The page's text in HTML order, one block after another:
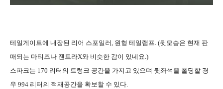
테일게이트에 내장된 리어 스포일러, 원형 테일램프. (뒷모습은 현재 판
매되는 마티즈나 젠트라X와 비슷한 감이 있네요.)
스파크는 170 리터의 트렁크 공간을 가지고 있으며 뒷좌석을 폴딩할 경
우 994 리터의 적재공간을 확보할 수 있다.